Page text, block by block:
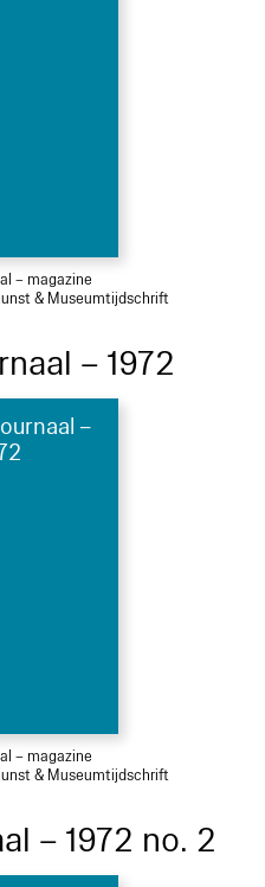
– magazine
& Museumtijdschrift
– 1972
–
– magazine
& Museumtijdschrift
– 1972 no. 2